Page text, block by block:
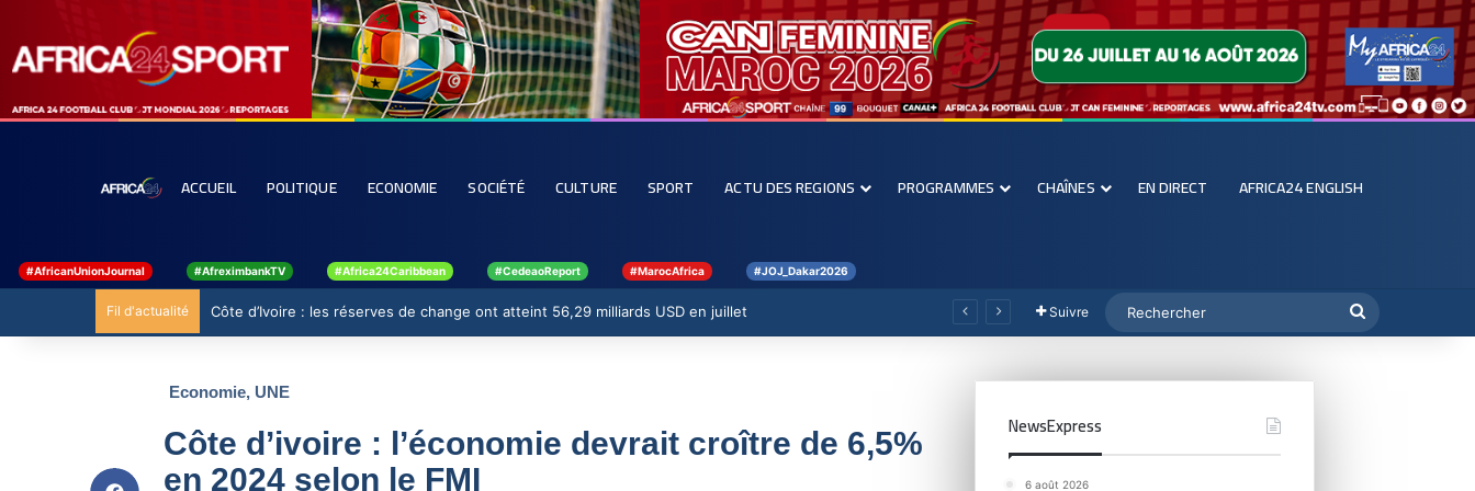
ACCUEIL POLITIQUE ECONOMIE SOCIÉTÉ CULTURE SPORT ACTU DES REGIONS PROGRAMMES CHAÎNES EN DIRECT AFRICA24 ENGLISH
#AfricanUnionJournal #AfreximbankTV #Africa24Caribbean #CedeaoReport #MarocAfrica #JOJ_Dakar2026
Fil d'actualité Côte d’Ivoire : les réserves de change ont atteint 56,29 milliards USD en juillet Suivre
Economie, UNE
Côte d’ivoire : l’économie devrait croître de 6,5%
en 2024 selon le FMI
NewsExpress
6 août 2026